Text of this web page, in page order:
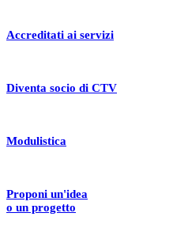
Accreditati ai servizi
Diventa socio di CTV
Modulistica
Proponi un'idea
o un progetto